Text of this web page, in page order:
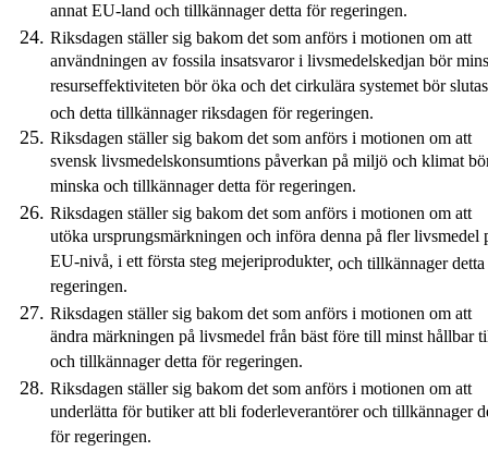
annat EU-land och tillkännager detta för regeringen.
Riksdagen ställer sig bakom det som anförs i motionen om att
användningen av fossila insatsvaror i livsmedelskedjan bör
resurseffektiviteten bör öka och det cirkulära systemet bör slutas
och detta tillkännagerriksdagen för regeringen.
Riksdagen ställer sig bakom det som anförs i motionen om att
svensk livsmedelskonsumtions påverkan på miljö och klimat
minska och tillkännager detta för regeringen.
Riksdagen ställer sig bakom det som anförs i motionen om att
utöka ursprungsmärkningen och införa denna på fler livsmedel
EU-nivå, i ett första steg mejeriprodukter, och tillkännager
regeringen.
Riksdagen ställer sig bakom det som anförs i motionen om att
ändra märkningen på livsmedel från bäst före till minst hållbar
och tillkännager detta för regeringen.
Riksdagen ställer sig bakom det som anförs i motionen om att
underlätta för butiker att bli foderleverantörer och tillkännager
för regeringen.